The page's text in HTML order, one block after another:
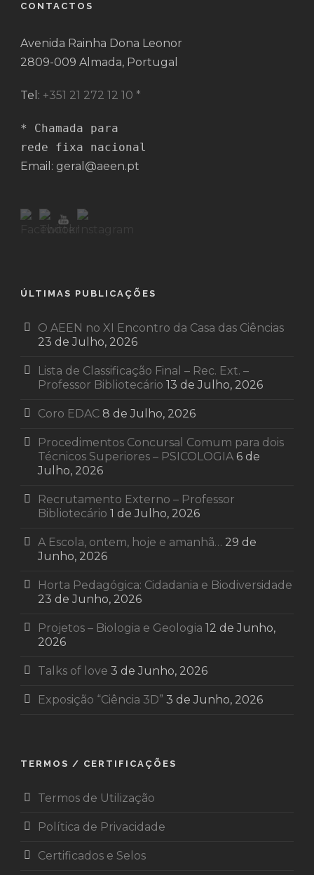
CONTACTOS
Avenida Rainha Dona Leonor
2809-009 Almada, Portugal
Tel: +351 21 272 12 10 *
* Chamada para
rede fixa nacional
Email: geral@aeen.pt
ÚLTIMAS PUBLICAÇÕES
O AEEN no XI Encontro da Casa das Ciências
23 de Julho, 2026
Lista de Classificação Final – Rec. Ext. –
Professor Bibliotecário 13 de Julho, 2026
Coro EDAC 8 de Julho, 2026
Procedimentos Concursal Comum para dois
Técnicos Superiores – PSICOLOGIA 6 de
Julho, 2026
Recrutamento Externo – Professor
Bibliotecário 1 de Julho, 2026
A Escola, ontem, hoje e amanhã… 29 de
Junho, 2026
Horta Pedagógica: Cidadania e Biodiversidade
23 de Junho, 2026
Projetos – Biologia e Geologia 12 de Junho,
2026
Talks of love 3 de Junho, 2026
Exposição “Ciência 3D” 3 de Junho, 2026
TERMOS / CERTIFICAÇÕES
Termos de Utilização
Política de Privacidade
Certificados e Selos